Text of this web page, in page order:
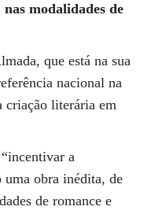
modalidades de
que está na sua
nacional na
criação literária em
a
obra inédita, de
de romance e